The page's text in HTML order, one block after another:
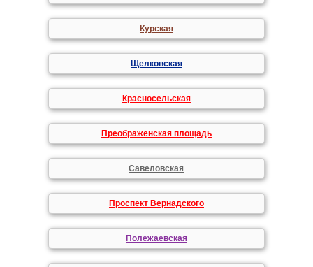
Курская
Щелковская
Красносельская
Преображенская площадь
Савеловская
Проспект Вернадского
Полежаевская